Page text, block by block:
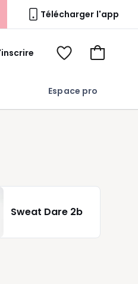
Télécharger l'app
Espace pro
Voir
Voir
Sweat Dare 2b